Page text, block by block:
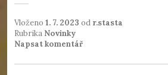
Vloženo 1. 7. 2023 od r.stasta
Rubrika Novinky
Napsat komentář